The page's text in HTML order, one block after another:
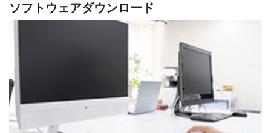
ソフトウェアダウンロード